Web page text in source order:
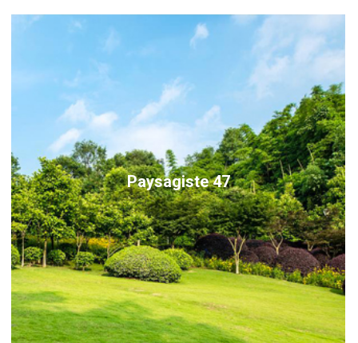
Paysagiste 47